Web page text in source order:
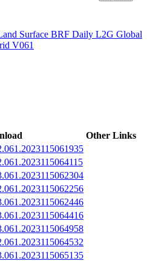
Surface BRF Daily L2G Global
V061
Other Links